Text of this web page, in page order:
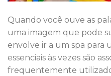
Quando você ouve as
uma imagem que pode
envolve ir a um spa para
essenciais às vezes são
frequentemente